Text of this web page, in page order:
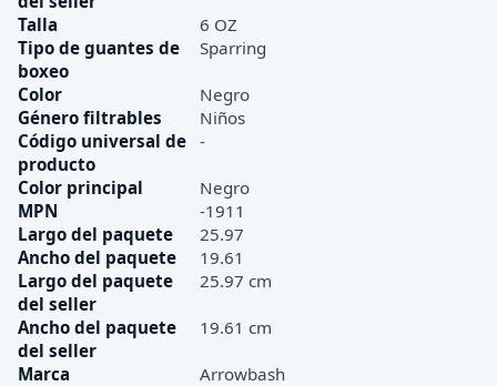
Talla
6 OZ
Tipo de guantes de
boxeo
Sparring
Color
Negro
Género filtrables
Niños
Código universal de
producto
-
Color principal
Negro
MPN
-1911
Largo del paquete
25.97
Ancho del paquete
19.61
Largo del paquete
del seller
25.97 cm
Ancho del paquete
del seller
19.61 cm
Marca Arrowbash